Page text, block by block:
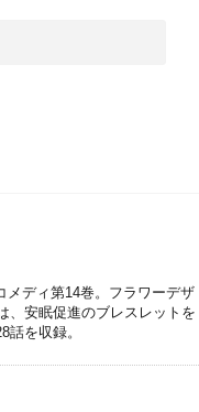
メディ第14巻。フラワーデザ
、安眠促進のブレスレットを
を収録。